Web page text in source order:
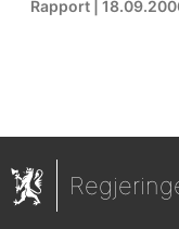
Rapport |